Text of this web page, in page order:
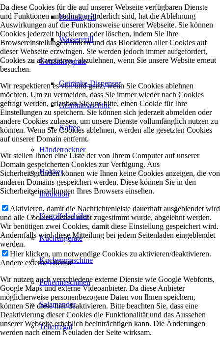
Kontaktgrill
Wassergrill
Getränkegeräte
Getränke-Dispenser
Granitamaschine
Kaffee
Händetrockner
Hokker
Induktion
Kartoffelschäler
Küchengeräte
Kuchenmaschine
Poliermaschinen
Salamander
Tellerregal
Da diese Cookies für die auf unserer Webseite verfügbaren Dienste
und Funktionen unbedingt erforderlich sind, hat die Ablehnung
Auswirkungen auf die Funktionsweise unserer Webseite. Sie können
Cookies jederzeit blockieren oder löschen, indem Sie Ihre
Browsereinstellungen ändern und das Blockieren aller Cookies auf
dieser Webseite erzwingen. Sie werden jedoch immer aufgefordert,
Cookies zu akzeptieren / abzulehnen, wenn Sie unsere Website erneut
besuchen.
Wir respektieren es voll und ganz, wenn Sie Cookies ablehnen
möchten. Um zu vermeiden, dass Sie immer wieder nach Cookies
gefragt werden, erlauben Sie uns bitte, einen Cookie für Ihre
Einstellungen zu speichern. Sie können sich jederzeit abmelden oder
andere Cookies zulassen, um unsere Dienste vollumfänglich nutzen zu
können. Wenn Sie Cookies ablehnen, werden alle gesetzten Cookies
auf unserer Domain entfernt.
Wir stellen Ihnen eine Liste der von Ihrem Computer auf unserer
Domain gespeicherten Cookies zur Verfügung. Aus
Sicherheitsgründen können wie Ihnen keine Cookies anzeigen, die von
anderen Domains gespeichert werden. Diese können Sie in den
Sicherheitseinstellungen Ihres Browsers einsehen.
Aktivieren, damit die Nachrichtenleiste dauerhaft ausgeblendet wird
und alle Cookies, denen nicht zugestimmt wurde, abgelehnt werden.
Wir benötigen zwei Cookies, damit diese Einstellung gespeichert wird.
Andernfalls wird diese Mitteilung bei jedem Seitenladen eingeblendet
werden.
Hier klicken, um notwendige Cookies zu aktivieren/deaktivieren.
Andere externe Dienste
Wir nutzen auch verschiedene externe Dienste wie Google Webfonts,
Google Maps und externe Videoanbieter. Da diese Anbieter
möglicherweise personenbezogene Daten von Ihnen speichern,
können Sie diese hier deaktivieren. Bitte beachten Sie, dass eine
Deaktivierung dieser Cookies die Funktionalität und das Aussehen
unserer Webseite erheblich beeinträchtigen kann. Die Änderungen
werden nach einem Neuladen der Seite wirksam.